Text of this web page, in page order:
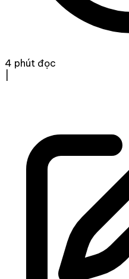
4 phút đọc